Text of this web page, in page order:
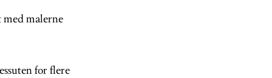
malerne
for flere